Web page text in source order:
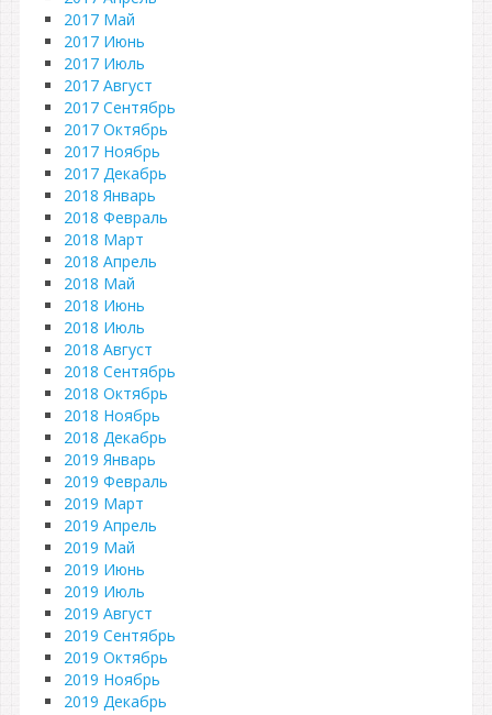
2017 Май
2017 Июнь
2017 Июль
2017 Август
2017 Сентябрь
2017 Октябрь
2017 Ноябрь
2017 Декабрь
2018 Январь
2018 Февраль
2018 Март
2018 Апрель
2018 Май
2018 Июнь
2018 Июль
2018 Август
2018 Сентябрь
2018 Октябрь
2018 Ноябрь
2018 Декабрь
2019 Январь
2019 Февраль
2019 Март
2019 Апрель
2019 Май
2019 Июнь
2019 Июль
2019 Август
2019 Сентябрь
2019 Октябрь
2019 Ноябрь
2019 Декабрь